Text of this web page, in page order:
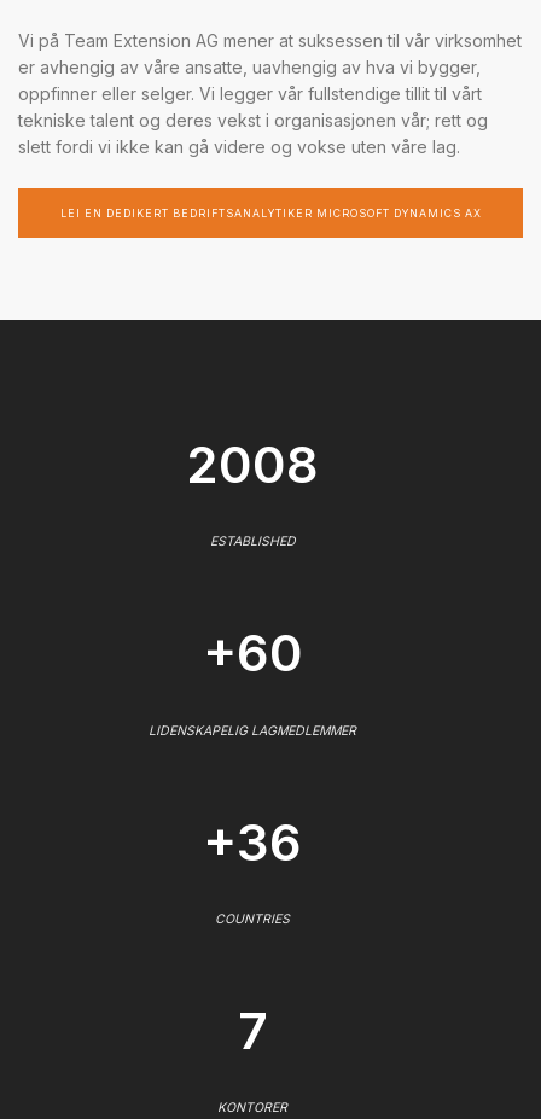
Vi på Team Extension AG mener at suksessen til vår virksomhet
er avhengig av våre ansatte, uavhengig av hva vi bygger,
oppfinner eller selger. Vi legger vår fullstendige tillit til vårt
tekniske talent og deres vekst i organisasjonen vår; rett og
slett fordi vi ikke kan gå videre og vokse uten våre lag.
LEI EN DEDIKERT BEDRIFTSANALYTIKER MICROSOFT DYNAMICS AX
2008
ESTABLISHED
+60
LIDENSKAPELIG LAGMEDLEMMER
+36
COUNTRIES
7
KONTORER